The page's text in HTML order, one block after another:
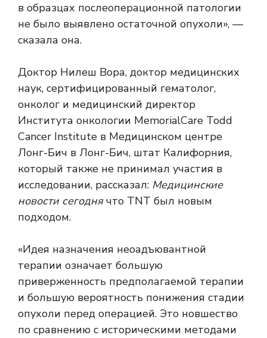
в образцах послеоперационной патологии
не было выявлено остаточной опухоли», —
сказала она.
Доктор Нилеш Вора, доктор медицинских
наук, сертифицированный гематолог,
онколог и медицинский директор
Института онкологии MemorialCare Todd
Cancer Institute в Медицинском центре
Лонг-Бич в Лонг-Бич, штат Калифорния,
который также не принимал участия в
исследовании, рассказал: Медицинские
новости сегоднячто TNT был новым
подходом.
«Идея назначения неоадъювантной
терапии означает большую
приверженность предполагаемой терапии
и большую вероятность понижения стадии
опухоли перед операцией. Это новшество
по сравнению с историческими методами